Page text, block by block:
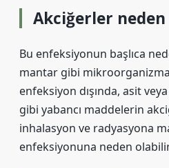
Akciğerler
Bu enfeksiyonun başlıca
mantar gibi
enfeksiyon dışında, asit
gibi yabancı maddelerin
inhalasyon ve radyasyona
enfeksiyonuna neden